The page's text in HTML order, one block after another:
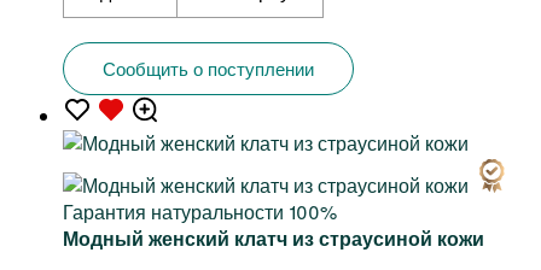
Сообщить о поступлении
Гарантия натуральности 100%
Модный женский клатч из страусиной кожи